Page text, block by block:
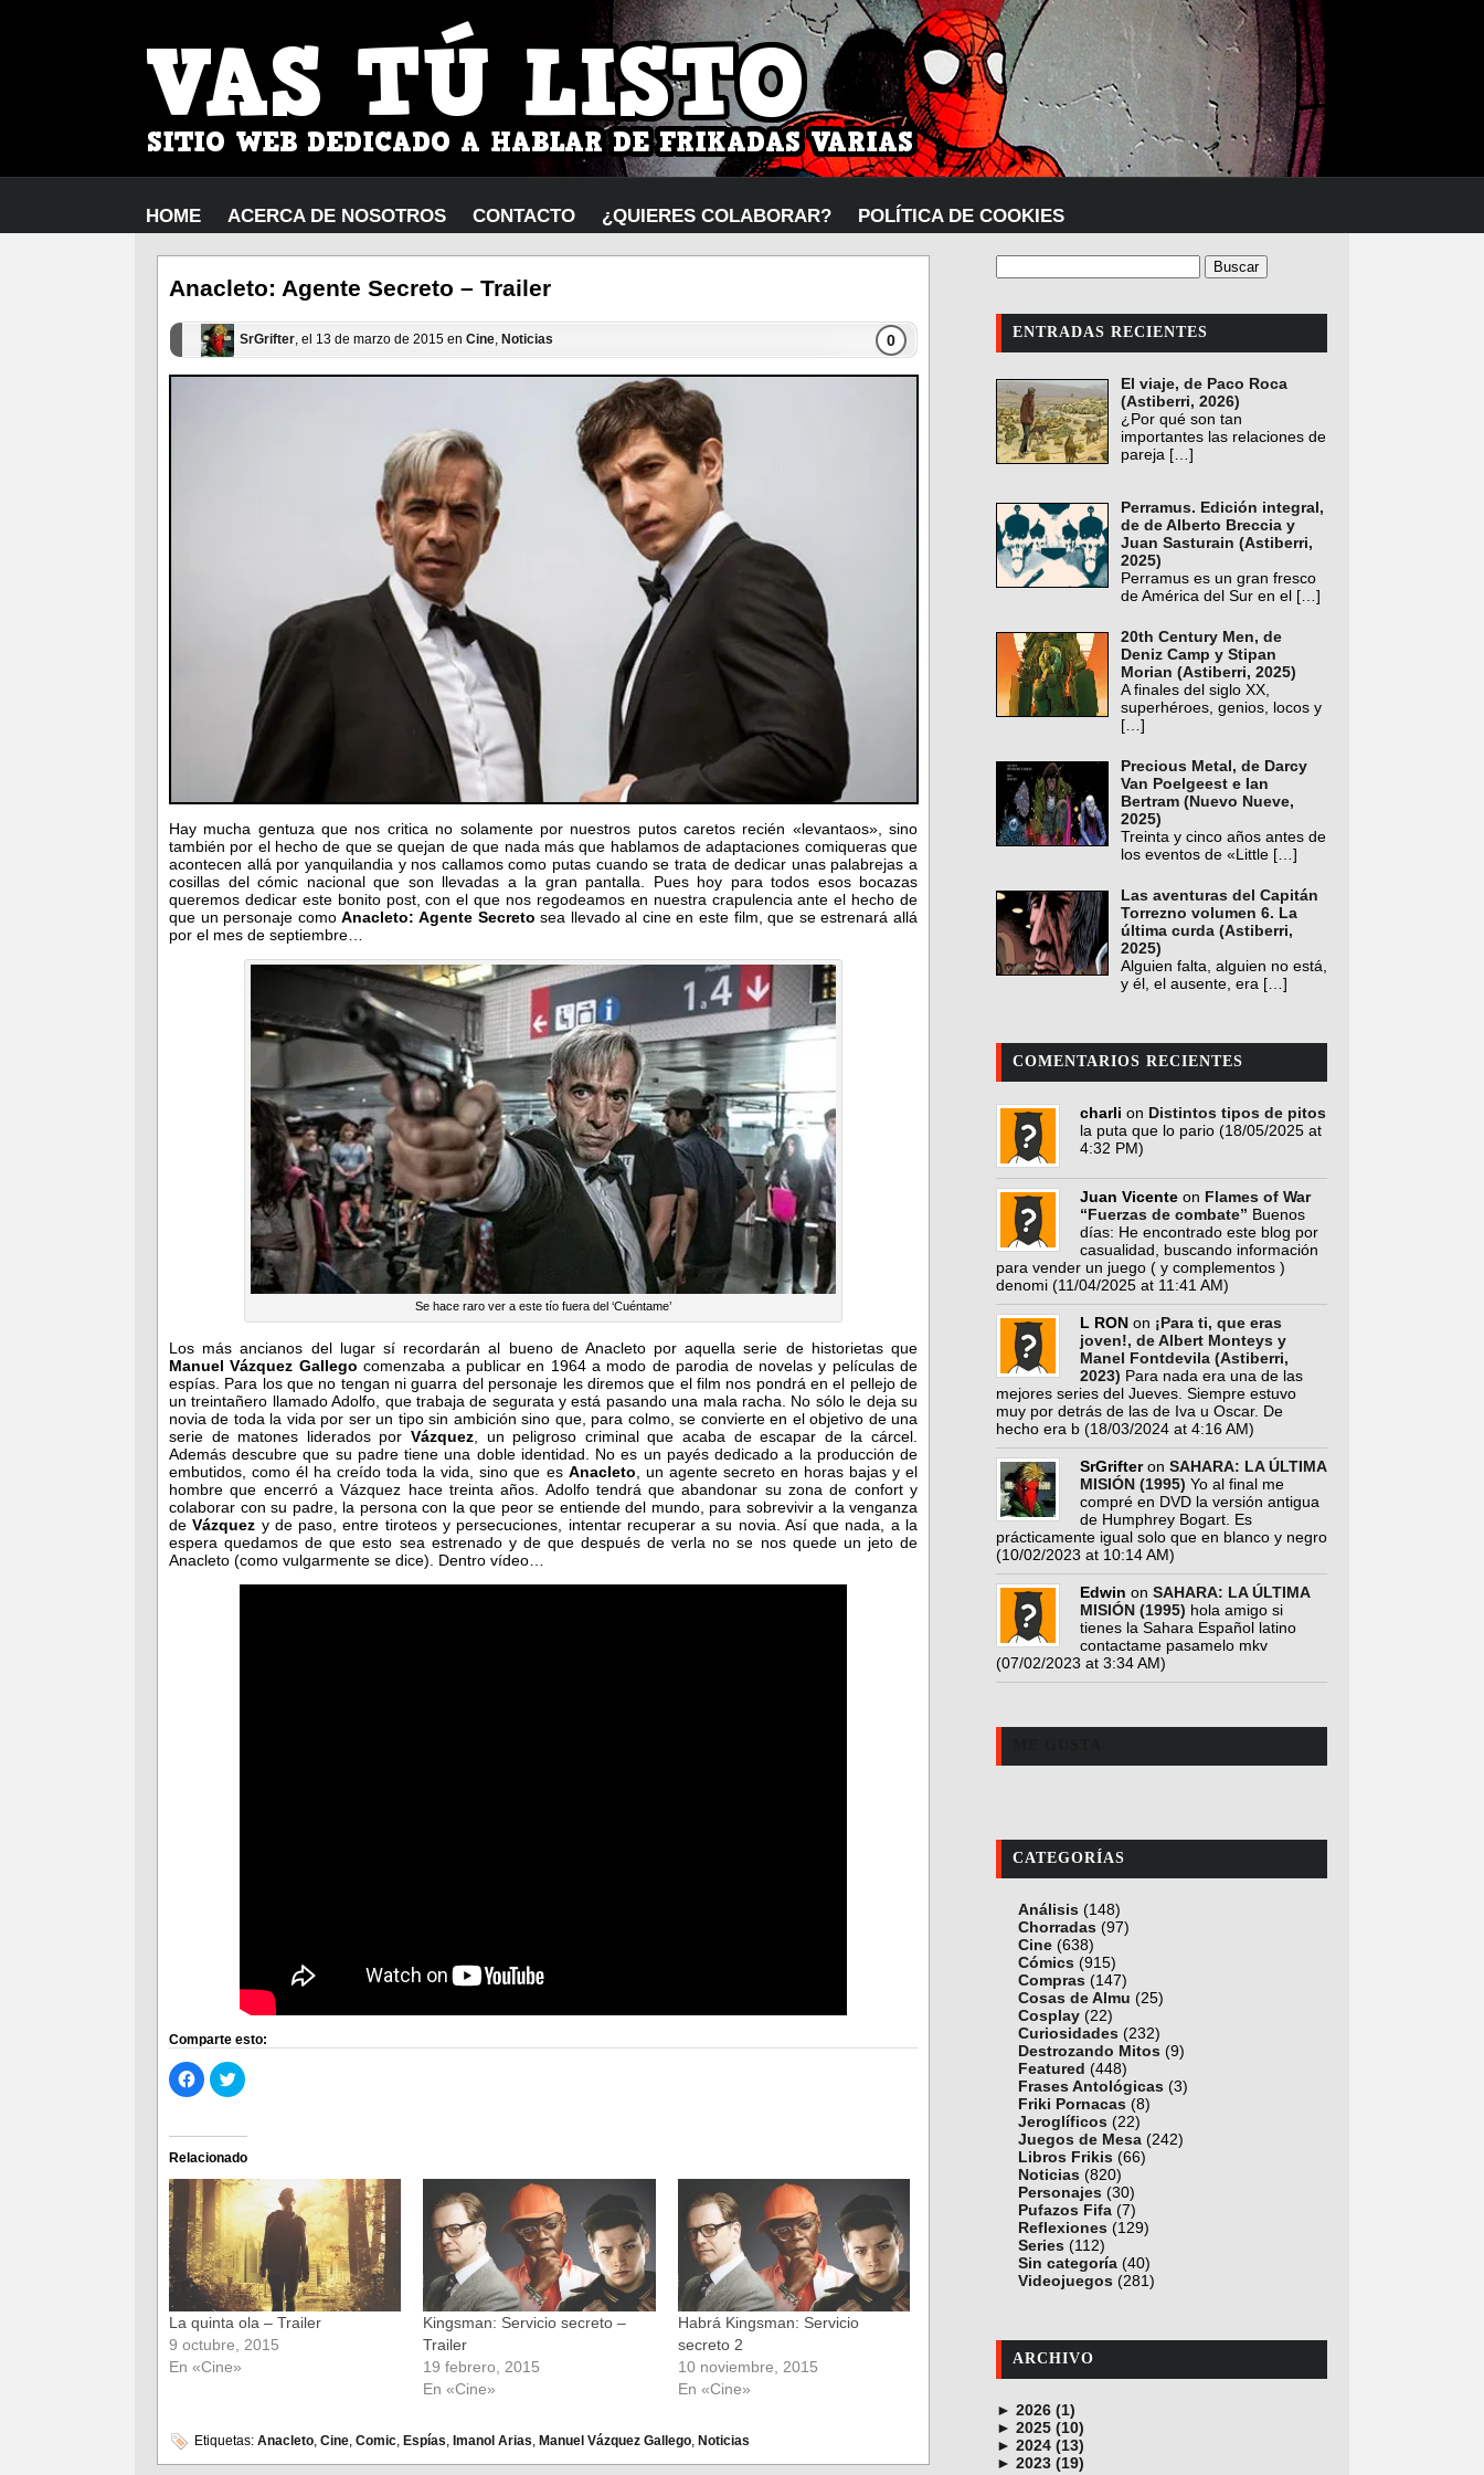
HOME ACERCA DE NOSOTROS CONTACTO ¿QUIERES COLABORAR? POLÍTICA DE COOKIES
Anacleto: Agente Secreto – Trailer
SrGrifter, el 13 de marzo de 2015 en Cine, Noticias 0
Hay mucha gentuza que nos critica no solamente por nuestros putos caretos recién «levantaos», sino
también por el hecho de que se quejan de que nada más que hablamos de adaptaciones comiqueras que
acontecen allá por yanquilandia y nos callamos como putas cuando se trata de dedicar unas palabrejas a
cosillas del cómic nacional que son llevadas a la gran pantalla. Pues hoy para todos esos bocazas
queremos dedicar este bonito post, con el que nos regodeamos en nuestra crapulencia ante el hecho de
que un personaje comoAnacleto: Agente Secreto sea llevado al cine en este film, que se estrenará allá
por el mes de septiembre…
Se hace raro ver a este tío fuera del ‘Cuéntame’
Los más ancianos del lugar sí recordarán al bueno de Anacleto por aquella serie de historietas que
Manuel Vázquez Gallego comenzaba a publicar en 1964 a modo de parodia de novelas y películas de
espías. Para los que no tengan ni guarra del personaje les diremos que el film nos pondrá en el pellejo de
un treintañero llamado Adolfo, que trabaja de segurata y está pasando una mala racha. No sólo le deja su
novia de toda la vida por ser un tipo sin ambición sino que, para colmo, se convierte en el objetivo de una
serie de matones liderados por Vázquez , un peligroso criminal que acaba de escapar de la cárcel.
Además descubre que su padre tiene una doble identidad. No es un payés dedicado a la producción de
embutidos, como él ha creído toda la vida, sino que es Anacleto , un agente secreto en horas bajas y el
hombre que encerró a Vázquez hace treinta años. Adolfo tendrá que abandonar su zona de confort y
colaborar con su padre, la persona con la que peor se entiende del mundo, para sobrevivir a la venganza
deVázquez y de paso, entre tiroteos y persecuciones, intentar recuperar a su novia. Así que nada, a la
espera quedamos de que esto sea estrenado y de que después de verla no se nos quede un jeto de
Anacleto (como vulgarmente se dice). Dentro vídeo…
Comparte esto:
Haz
clic
para
Facebook
(Se
abre
en
una
ventana
nueva)
Haz
clic
Twitter
(Se
abre
en
una
ventana
nueva)
Relacionado
La quinta ola – Trailer
9 octubre, 2015
En «Cine»
Kingsman: Servicio secreto –
Trailer
19 febrero, 2015
En «Cine»
Habrá Kingsman: Servicio
secreto 2
10 noviembre, 2015
En «Cine»
Etiquetas: Anacleto, Cine, Comic, Espías, Imanol Arias, Manuel Vázquez Gallego, Noticias
ENTRADAS RECIENTES
El viaje, de Paco Roca
(Astiberri, 2026)
¿Por qué son tan
importantes las relaciones de
pareja […]
Perramus. Edición integral,
de de Alberto Breccia y
Juan Sasturain (Astiberri,
2025)
Perramus es un gran fresco
de América del Sur en el […]
20th Century Men, de
Deniz Camp y Stipan
Morian (Astiberri, 2025)
A finales del siglo XX,
superhéroes, genios, locos y
[…]
Precious Metal, de Darcy
Van Poelgeest e Ian
Bertram (Nuevo Nueve,
2025)
Treinta y cinco años antes de
los eventos de «Little […]
Las aventuras del Capitán
Torrezno volumen 6. La
última curda (Astiberri,
2025)
Alguien falta, alguien no está,
y él, el ausente, era […]
COMENTARIOS RECIENTES
charli on Distintos tipos de pitos
la puta que lo pario (18/05/2025 at
4:32 PM)
Juan Vicente on Flames of War
“Fuerzas de combate” Buenos
días: He encontrado este blog por
casualidad, buscando información
para vender un juego ( y complementos )
denomi (11/04/2025 at 11:41 AM)
L RON on ¡Para ti, que eras
joven!, de Albert Monteys y
Manel Fontdevila (Astiberri,
2023) Para nada era una de las
mejores series del Jueves. Siempre estuvo
muy por detrás de las de Iva u Oscar. De
hecho era b (18/03/2024 at 4:16 AM)
SrGrifteron SAHARA: LA ÚLTIMA
MISIÓN (1995) Yo al final me
compré en DVD la versión antigua
de Humphrey Bogart. Es
prácticamente igual solo que en blanco y negro
(10/02/2023 at 10:14 AM)
Edwin on SAHARA: LA ÚLTIMA
MISIÓN (1995) hola amigo si
tienes la Sahara Español latino
contactame pasamelo mkv
(07/02/2023 at 3:34 AM)
CATEGORÍAS
Análisis (148)
Chorradas (97)
Cine (638)
Cómics (915)
Compras (147)
Cosas de Almu (25)
Cosplay (22)
Curiosidades (232)
Destrozando Mitos (9)
Featured (448)
Frases Antológicas (3)
Friki Pornacas (8)
Jeroglíficos (22)
Juegos de Mesa (242)
Libros Frikis (66)
Noticias (820)
Personajes (30)
Pufazos Fifa (7)
Reflexiones (129)
Series (112)
Sin categoría (40)
Videojuegos (281)
ARCHIVO
► 2026 (1)
junio (1)
► 2025 (10)
noviembre (1)
octubre (1)
► 2024 (13)
diciembre (4)
► 2023 (19)